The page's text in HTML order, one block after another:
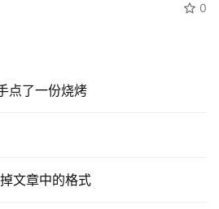
0
点了一份烧烤
文章中的格式